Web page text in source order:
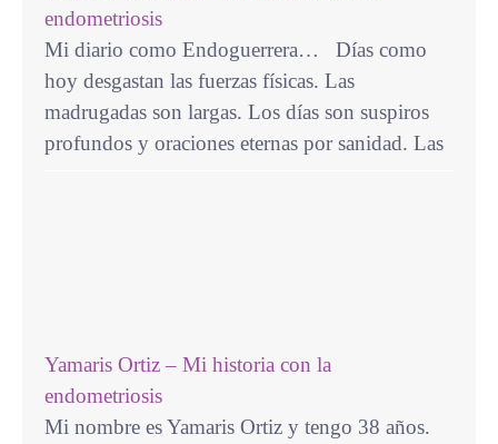
endometriosis
Mi diario como Endoguerrera… Días como
hoy desgastan las fuerzas físicas. Las
madrugadas son largas. Los días son suspiros
profundos y oraciones eternas por sanidad. Las
Yamaris Ortiz – Mi historia con la
endometriosis
Mi nombre es Yamaris Ortiz y tengo 38 años.